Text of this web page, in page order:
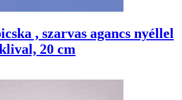
, szarvas agancs nyéllel
20 cm